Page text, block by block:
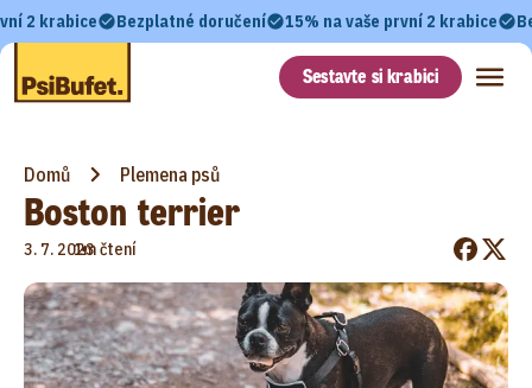
2 krabice Bezplatné doručení 15% na vaše první 2 krabice
Sestavte si krabici
Domů Plemena psů
Boston terrier
3. 7. 2023
•
1m čtení